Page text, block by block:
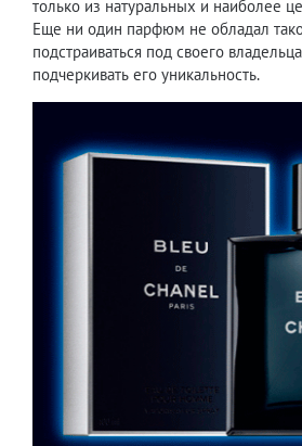
только из натуральных и наиболее
Еще ни один парфюм не обладал
подстраиваться под своего
подчеркивать его уникальность.